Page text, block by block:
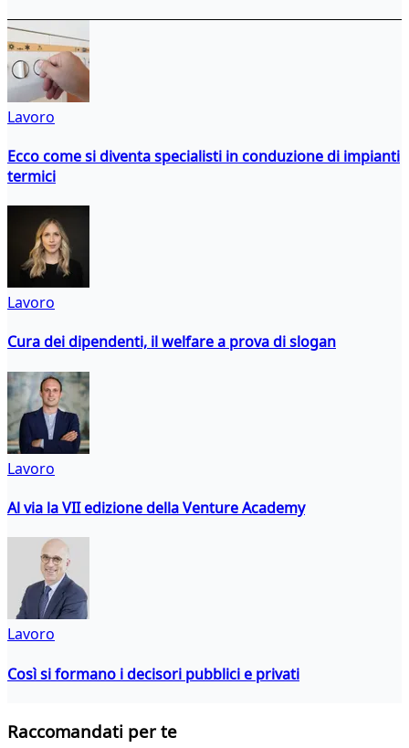
Lavoro
Ecco come si diventa specialisti in conduzione di impianti
termici
Lavoro
Cura dei dipendenti, il welfare a prova di slogan
Lavoro
Al via la VII edizione della Venture Academy
Lavoro
Così si formano i decisori pubblici e privati
Raccomandati per te